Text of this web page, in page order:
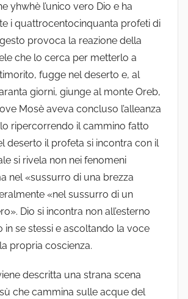
yhwhè l’unico vero Dio e ha
i quattrocentocinquanta profeti di
provoca la reazione della
che lo cerca per metterlo a
fugge nel deserto e, al
giorni, giunge al monte Oreb,
Mosè aveva concluso l’alleanza
ripercorrendo il cammino fatto
deserto il profeta si incontra con il
si rivela non nei fenomeni
nel «sussurro di una brezza
«nel sussurro di un
Dio si incontra non all’esterno
in se stessi e ascoltando la voce
propria coscienza.
descritta una strana scena
che cammina sulle acque del